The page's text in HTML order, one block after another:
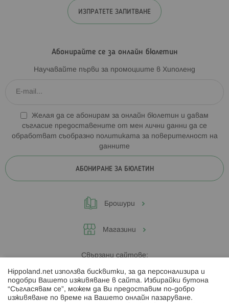
ИЗПРАТЕТЕ ЗАПИТВАНЕ
Абонирайте се за онлайн бюлетин
Научавайте първи за промоциите в Хиполенд
Желая да се абонирам за онлайн бюлетин и давам
съгласие предоставените от мен лични данни да се
обработват съобразно политиката за поверителност на
данните
АБОНИРАНЕ ЗА БЮЛЕТИН
Брошури
Магазини
Свързани сайтове:
Hippoland.ro
Последвайте ни:
Hippoland.net използва бисквитки, за да персонализира и
подобри Вашето изживяване в сайта. Избирайки бутона
“Съгласявам се”, можем да Ви предоставим по-добро
изживяване по време на Вашето онлайн пазаруване.